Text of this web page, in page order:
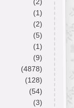
(2)
(1)
(2)
(5)
(1)
(9)
(4878)
(128)
(54)
(3)